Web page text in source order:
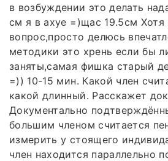
в возбуждении это делать
см я в ахуе =)щас 19.5см Хотя
вопрос,просто делюсь
методики это хрень если бы
заняты,самая фишка старый
=)) 10-15 мин. Какой член
какой длинный. Расскажет
Документально
большим членом считается
измерить у стоящего
член находится параллельно